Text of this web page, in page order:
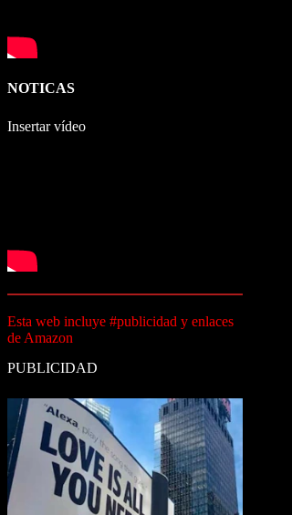
NOTICAS
Insertar vídeo
Esta web incluye #publicidad y enlaces
de Amazon
PUBLICIDAD